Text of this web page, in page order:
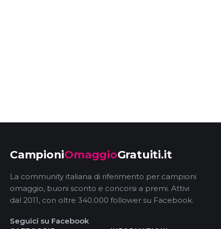
CampioniOmaggioGratuiti.it
La community italiana di riferimento per campioni
omaggio, buoni sconto e concorsi a premi. Attivi
dal 2011, con oltre 340.000 follower su Facebook.
Seguici su Facebook